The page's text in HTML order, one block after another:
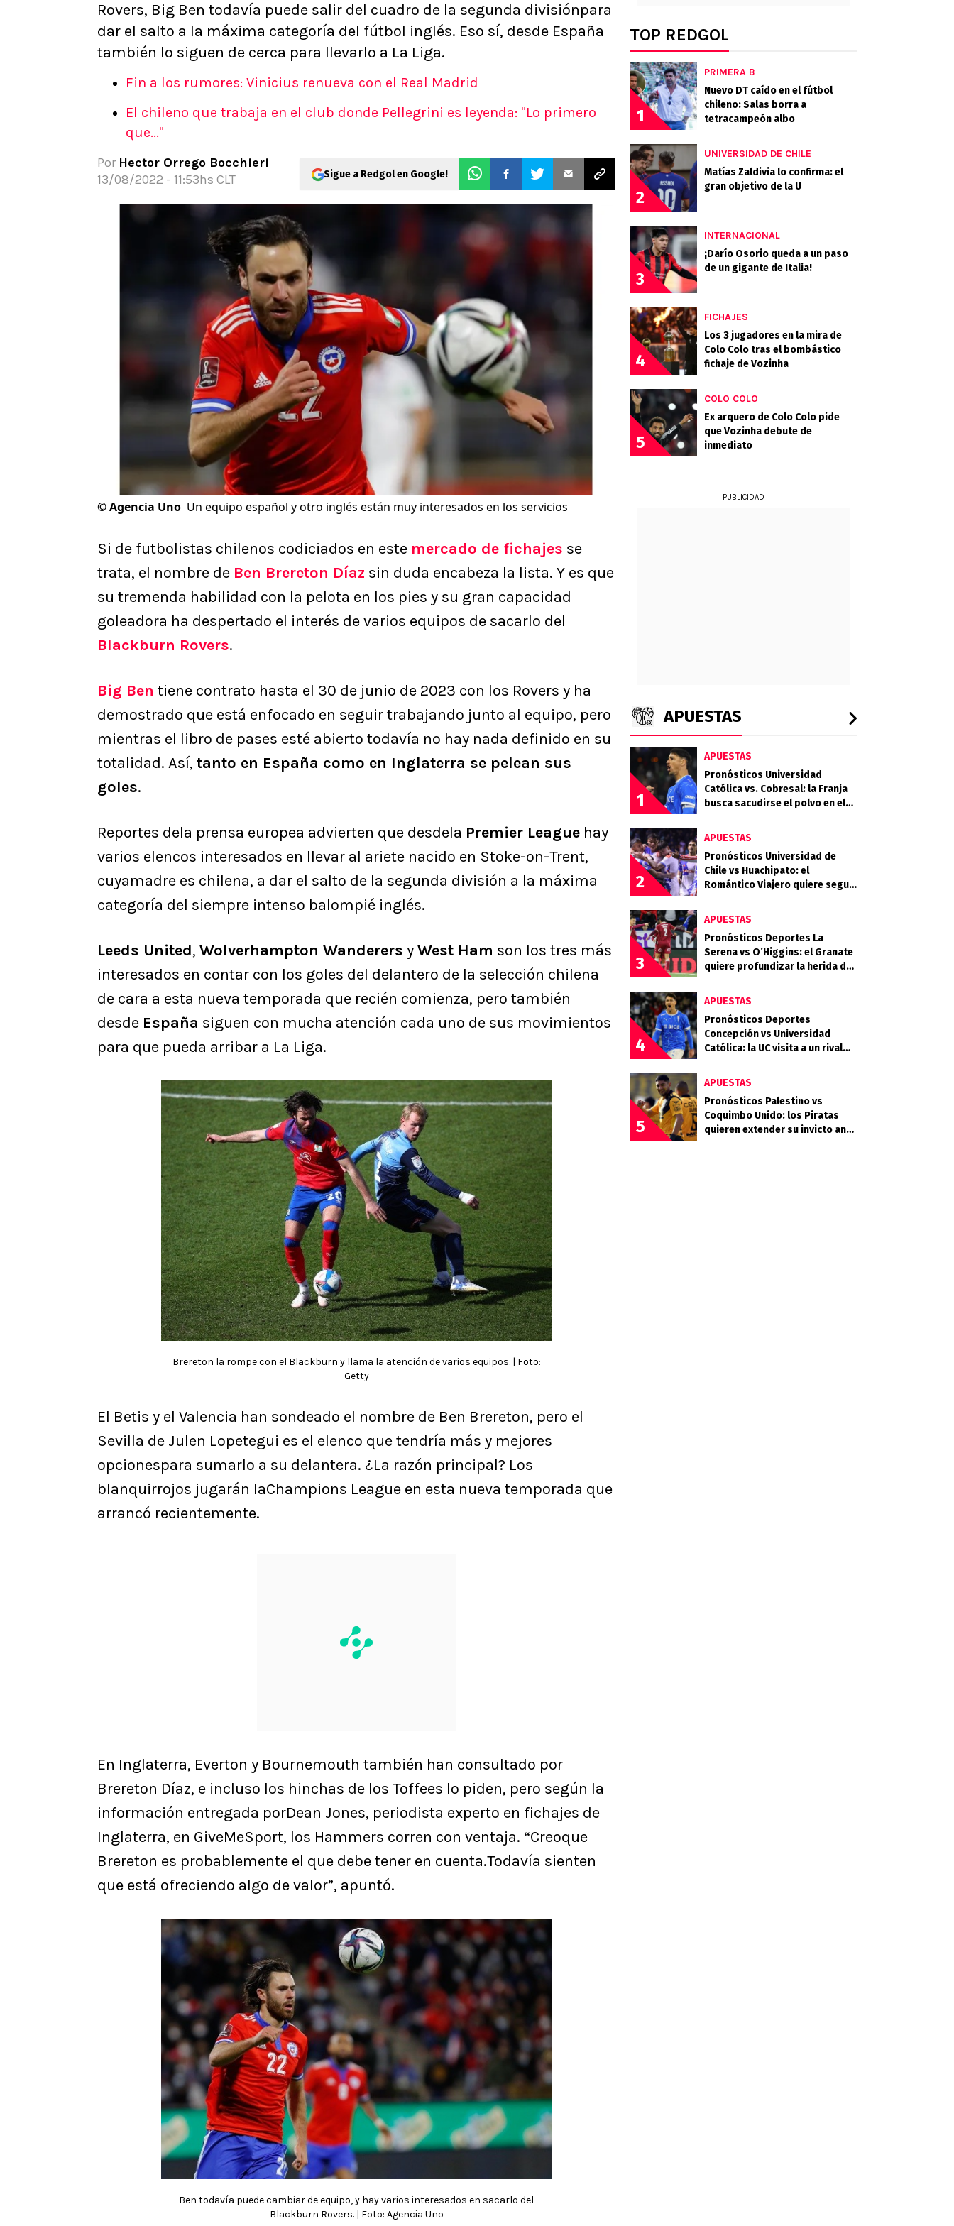
Apuesta del día
Rovers, Big Ben todavía puede salir del cuadro de la segunda divisiónpara
dar el salto a la máxima categoría del fútbol inglés. Eso sí, desde España
también lo siguen de cerca para llevarlo a La Liga.
Fin a los rumores: Vinicius renueva con el Real Madrid
El chileno que trabaja en el club donde Pellegrini es leyenda: "Lo primero
que..."
Por Hector Orrego Bocchieri
13/08/2022 - 11:53hs CLT
Sigue a Redgol en Google!
©Agencia Uno Un equipo español y otro inglés están muy interesados en los servicios
Si de futbolistas chilenos codiciados en este mercado de fichajes se
trata, el nombre de Ben Brereton Díaz sin duda encabeza la lista. Y es que
su tremenda habilidad con la pelota en los pies y su gran capacidad
goleadora ha despertado el interés de varios equipos de sacarlo del
Blackburn Rovers.
Big Ben tiene contrato hasta el 30 de junio de 2023 con los Rovers y ha
demostrado que está enfocado en seguir trabajando junto al equipo, pero
mientras el libro de pases esté abierto todavía no hay nada definido en su
totalidad. Así, tanto en España como en Inglaterra se pelean sus
goles.
Reportes dela prensa europea advierten que desdela Premier League hay
varios elencos interesados en llevar al ariete nacido en Stoke-on-Trent,
cuyamadre es chilena, a dar el salto de la segunda división a la máxima
categoría del siempre intenso balompié inglés.
Leeds United, Wolverhampton Wanderers yWest Ham son los tres más
interesados en contar con los goles del delantero de la selección chilena
de cara a esta nueva temporada que recién comienza, pero también
desde España siguen con mucha atención cada uno de sus movimientos
para que pueda arribar a La Liga.
Brereton la rompe con el Blackburn y llama la atención de varios equipos. | Foto:
Getty
El Betis y el Valencia han sondeado el nombre de Ben Brereton, pero el
Sevilla de Julen Lopetegui es el elenco que tendría más y mejores
opcionespara sumarlo a su delantera. ¿La razón principal? Los
blanquirrojos jugarán laChampions League en esta nueva temporada que
arrancó recientemente.
En Inglaterra, Everton y Bournemouth también han consultado por
Brereton Díaz, e incluso los hinchas de los Toffees lo piden, pero según la
información entregada porDean Jones, periodista experto en fichajes de
Inglaterra, en GiveMeSport, los Hammers corren con ventaja. “Creoque
Brereton es probablemente el que debe tener en cuenta.Todavía sienten
que está ofreciendo algo de valor”, apuntó.
Ben todavía puede cambiar de equipo, y hay varios interesados en sacarlo del
Blackburn Rovers. | Foto: Agencia Uno
TOP REDGOL
1
PRIMERA B
Nuevo DT caído en el fútbol
chileno: Salas borra a
tetracampeón albo
2
UNIVERSIDAD DE CHILE
Matías Zaldivia lo confirma: el
gran objetivo de la U
3
INTERNACIONAL
¡Darío Osorio queda a un paso
de un gigante de Italia!
4
FICHAJES
Los 3 jugadores en la mira de
Colo Colo tras el bombástico
fichaje de Vozinha
5
COLO COLO
Ex arquero de Colo Colo pide
que Vozinha debute de
inmediato
PUBLICIDAD
APUESTAS
1
APUESTAS
Pronósticos Universidad
Católica vs. Cobresal: la Franja
busca sacudirse el polvo en el
2
APUESTAS
Pronósticos Universidad de
Chile vs Huachipato: el
Romántico Viajero quiere seguir
3
APUESTAS
Pronósticos Deportes La
Serena vs O’Higgins: el Granate
quiere profundizar la herida del
4
APUESTAS
Pronósticos Deportes
Concepción vs Universidad
Católica: la UC visita a un rival
5
APUESTAS
Pronósticos Palestino vs
Coquimbo Unido: los Piratas
quieren extender su invicto ante